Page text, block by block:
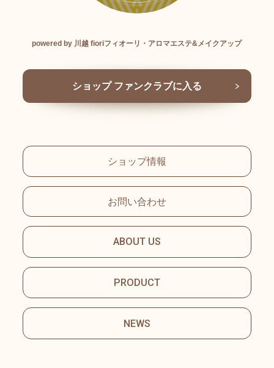
powered by 川越 fioriフィオーリ・アロマエステ&メイクアップ
ショップ ファンクラブに入る
ショップ情報
お問い合わせ
ABOUT US
PRODUCT
NEWS